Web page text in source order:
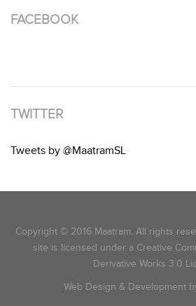
FACEBOOK
TWITTER
Tweets by @MaatramSL
Copyright © 2016 Maatram. All rights
site is licensed under a Creative
Derivative Works 3.0
Web Design & Development